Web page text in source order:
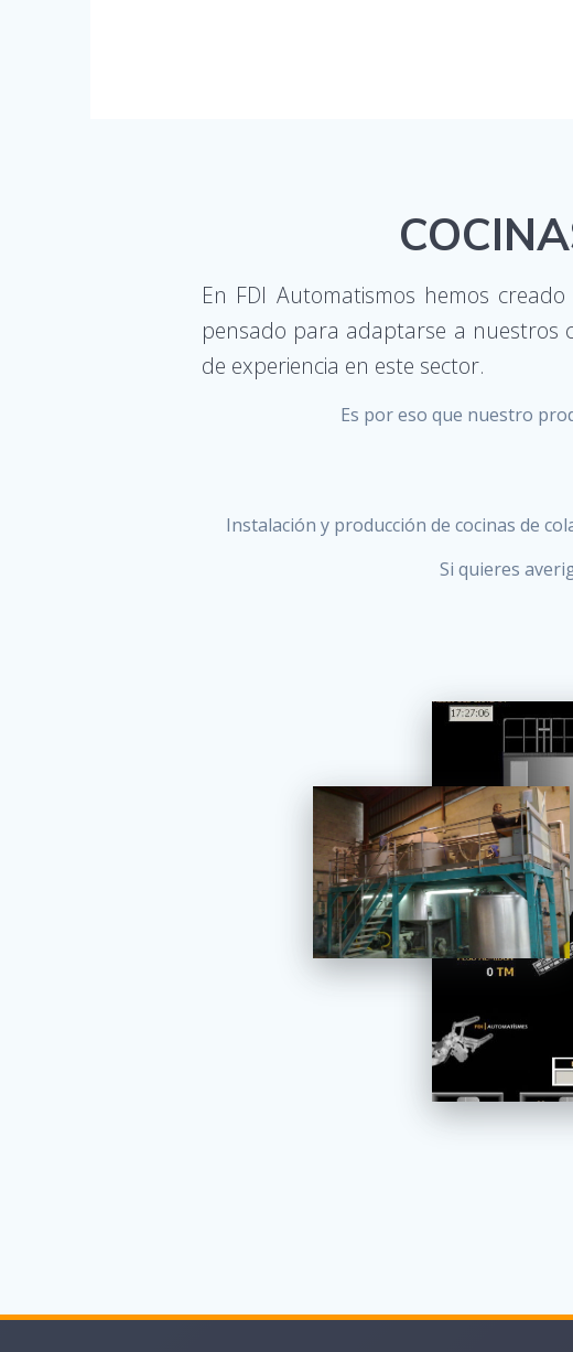
En FDI Automatismos hemos
pensado para adaptarse a nuestros
de experiencia en este sector.
Es por eso que nuestro
Instalación y producción de cocinas de
Si quieres